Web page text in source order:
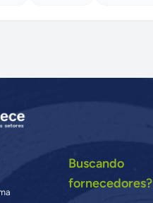
Buscando
fornecedores?